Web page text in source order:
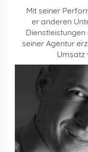
Mit seiner
er anderen
seiner Agentur
Umsatz